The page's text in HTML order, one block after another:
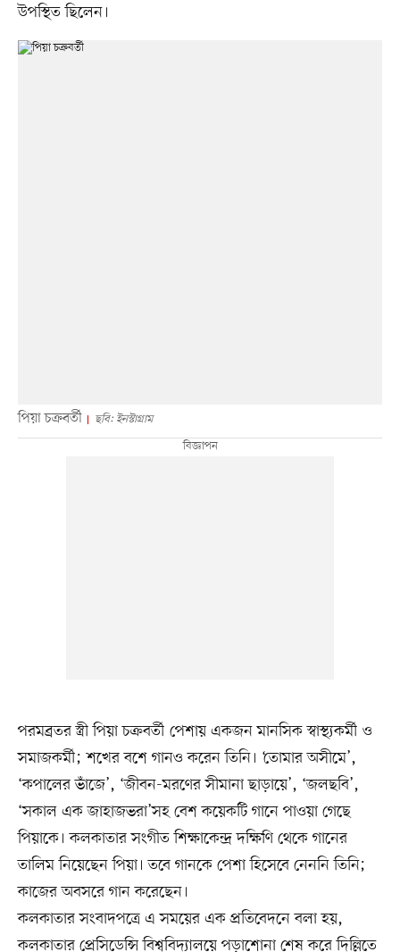
উপস্থিত ছিলেন।
পিয়া চক্রবর্তী ছবি: ইনস্টাগ্রাম
পরমব্রতর স্ত্রী পিয়া চক্রবর্তী পেশায় একজন মানসিক স্বাস্থ্যকর্মী ও
সমাজকর্মী; শখের বশে গানও করেন তিনি। ‘তোমার অসীমে’,
‘কপালের ভাঁজে’, ‘জীবন-মরণের সীমানা ছাড়ায়ে’, ‘জলছবি’,
‘সকাল এক জাহাজভরা’সহ বেশ কয়েকটি গানে পাওয়া গেছে
পিয়াকে। কলকাতার সংগীত শিক্ষাকেন্দ্র দক্ষিণি থেকে গানের
তালিম নিয়েছেন পিয়া। তবে গানকে পেশা হিসেবে নেননি তিনি;
কাজের অবসরে গান করেছেন।
কলকাতার সংবাদপত্রে এ সময়ের এক প্রতিবেদনে বলা হয়,
কলকাতার প্রেসিডেন্সি বিশ্ববিদ্যালয়ে পড়াশোনা শেষ করে দিল্লিতে